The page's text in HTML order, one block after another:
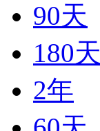
90天
180天
2年